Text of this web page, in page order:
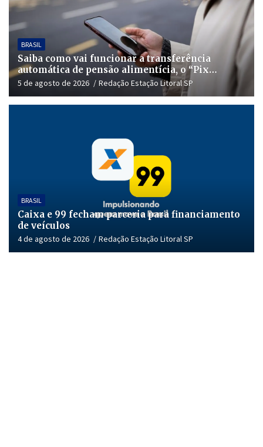
BRASIL
Saiba como vai funcionar a transferência
automática de pensão alimentícia, o “Pix
Pensão”
5 de agosto de 2026 Redação Estação Litoral SP
BRASIL
Caixa e 99 fecham parceria para financiamento
de veículos
4 de agosto de 2026 Redação Estação Litoral SP